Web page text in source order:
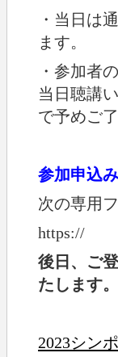
・当日は
ます。
・参加者
当日聴講
で予めご
参加申込
次の専用
https://
後日、ご
たします。
2023シン